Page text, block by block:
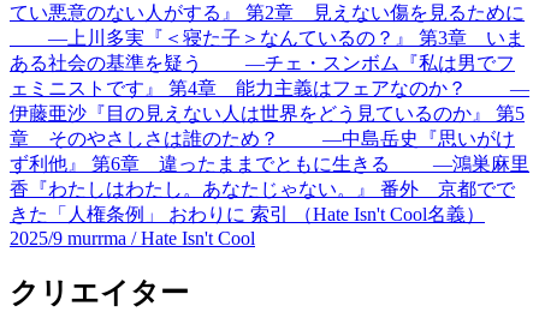
てい悪意のない人がする』 第2章 見えない傷を見るために
―上川多実『＜寝た子＞なんているの？』 第3章 いま
ある社会の基準を疑う ―チェ・スンボム『私は男でフ
ェミニストです』 第4章 能力主義はフェアなのか？ ―
伊藤亜沙『目の見えない人は世界をどう見ているのか』 第5
章 そのやさしさは誰のため？ ―中島岳史『思いがけ
ず利他』 第6章 違ったままでともに生きる ―鴻巣麻里
香『わたしはわたし。あなたじゃない。』 番外 京都でで
きた「人権条例」 おわりに 索引 （Hate Isn't Cool名義）
2025/9 murrma / Hate Isn't Cool
クリエイター